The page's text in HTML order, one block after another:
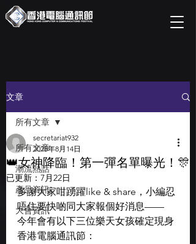
文章
所有文章
潮流熱話
產品資訊
大會資訊
所有文章
👑女神降臨！第一彈名單曝光！🎊
secretariat932
2025年8月14日
已更新： 7月22日
多謝大家咁踴躍like & share，小編忍
唔住要快啲同大家報個好消息——
今年會有以下三位樂天女孩確定現身
香港電腦通訊節：